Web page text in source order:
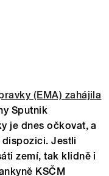
(EMA) zahájila
Sputnik
je dnes očkovat, a
Jestli
zemí, tak klidně i
KSČM